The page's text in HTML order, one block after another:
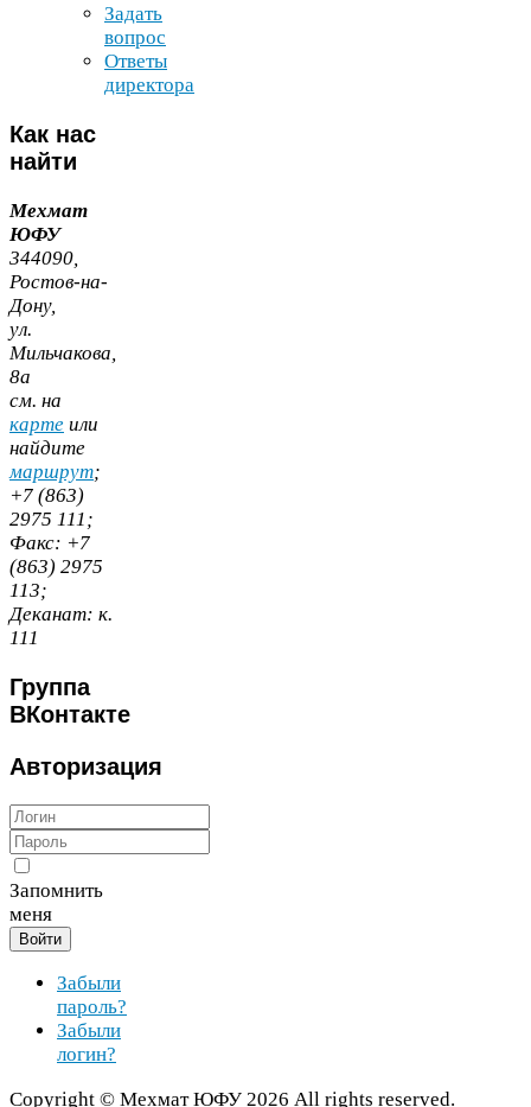
Задать
вопрос
Ответы
директора
Как нас
найти
Мехмат
ЮФУ
344090,
Ростов-​на-​
Дону,
ул.
Мильчакова,
8а
cм. на
карте или
найдите
маршрут;
+7 (863)
2975 111;
Факс: +7
(863) 2975
113;
Деканат: к.
111
Группа
ВКонтакте
Авторизация
Запомнить
меня
Войти
Забыли
пароль?
Забыли
логин?
Copy­right © МехматЮФУ 2026 All rights reserved.